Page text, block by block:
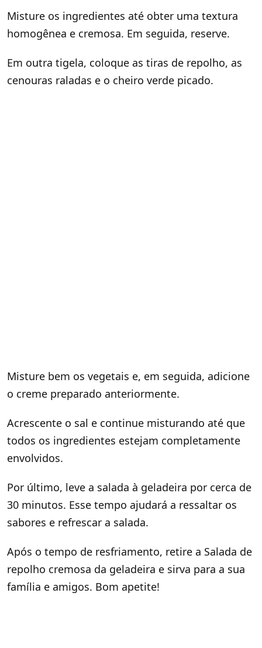
Misture os ingredientes até obter uma textura
homogênea e cremosa. Em seguida, reserve.
Em outra tigela, coloque as tiras de repolho, as
cenouras raladas e o cheiro verde picado.
Misture bem os vegetais e, em seguida, adicione
o creme preparado anteriormente.
Acrescente o sal e continue misturando até que
todos os ingredientes estejam completamente
envolvidos.
Por último, leve a salada à geladeira por cerca de
30 minutos. Esse tempo ajudará a ressaltar os
sabores e refrescar a salada.
Após o tempo de resfriamento, retire a Salada de
repolho cremosa da geladeira e sirva para a sua
família e amigos. Bom apetite!